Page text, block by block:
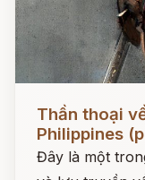
Đọc ngay
Thần thoại
Philippines
Đây là một